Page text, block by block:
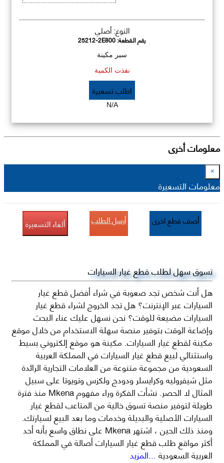
النوع: أصلي
رقم القطعة:25212-2E800
سير مكينة
نفذت الكمية
اطلب تسعيرة
N/A
معلومات أخرى
×
معلومات التسعيرة
أضف قطع اخرى أرسل الطلب ألغاء التسعيرة
تسوق سهل لطلب قطع غيار السيارات
هل أنت شخص تجد صعوبة في شراء أفضل قطع غيار
السيارات عبر الإنترنت؟ هل تجد الخروج لشراء قطع غيار
السيارات مضيعة للوقت؟ نحن نسهل عليك عناء البحث
وإضاعة الوقت بتوفير منصة سهلة الاستخدام من خلال موقع
مكينة لقطع غيار السيارات. مكينة هو موقع إلكتروني بسيط
واستثنائي لبيع قطع غيار السيارات في المملكة العربية
السعودية من مجموعة متنوعة من العلامات التجارية الرائدة
مثل شيفروليه وكرايسلر ودودج ولكزس وتويوتا على سبيل
المثال لا الحصر. نشأت الفكرة وراء مفهوم Mkena منذ فترة
طويلة لتوفير منصة تسوق خالية من المتاعب لقطع غيار
السيارات الأصلية والبديلة وخدمات وما بعد البيع لسيارتك.
ومنذ ذلك الحين ، اشتهر Mkena على نطاق واسع بأنه أحد
أكثر مواقع طلب قطع غيار السيارات أصالة في المملكة
العربية السعودية...المزيد